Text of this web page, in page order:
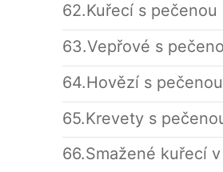
62.Kuřecí s pečenou
63.Vepřové s
64.Hovězí s
65.Krevety s
66.Smažené kuřecí